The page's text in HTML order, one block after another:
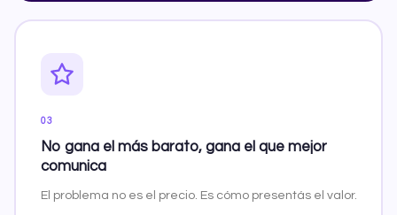
03
No gana el más barato, gana el que mejor
comunica
El problema no es el precio. Es cómo presentás el valor.